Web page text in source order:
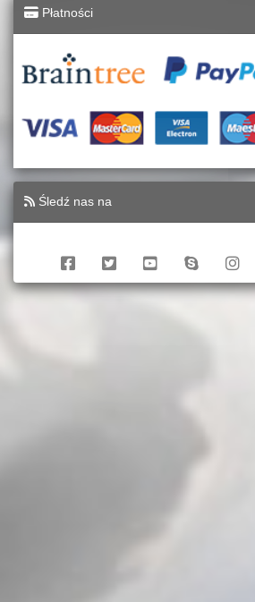
Płatności
Śledź nas na